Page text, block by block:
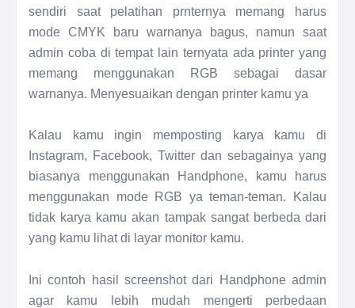
sendiri saat pelatihan prnternya memang harus
mode CMYK baru warnanya bagus, namun saat
admin coba di tempat lain ternyata ada printer yang
memang menggunakan RGB sebagai dasar
warnanya. Menyesuaikan dengan printer kamu ya
Kalau kamu ingin memposting karya kamu di
Instagram, Facebook, Twitter dan sebagainya yang
biasanya menggunakan Handphone, kamu harus
menggunakan mode RGB ya teman-teman. Kalau
tidak karya kamu akan tampak sangat berbeda dari
yang kamu lihat di layar monitor kamu.
Ini contoh hasil screenshot dari Handphone admin
agar kamu lebih mudah mengerti perbedaan